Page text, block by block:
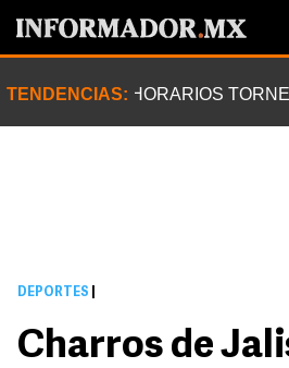
TENDENCIAS: HORARIOS
DEPORTES
Charros de